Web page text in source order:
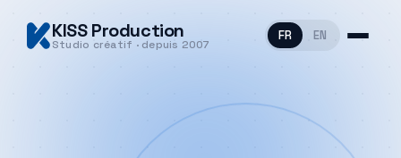
KISS Production
Studio créatif · depuis 2007
FR EN